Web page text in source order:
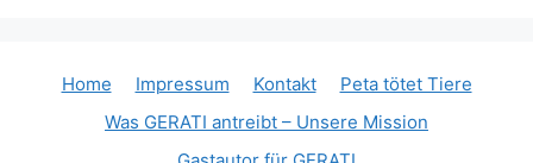
Home Impressum Kontakt
Peta tötet Tiere
Was GERATI antreibt – Unsere Mission